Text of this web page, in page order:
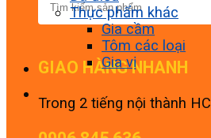
GIAO HÀNG NHANH
Trong 2 tiếng nội thành
Thực phẩm khác
Gia cầm
Tôm các loại
Gia vị